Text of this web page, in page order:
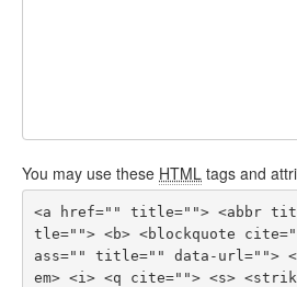
You may use these HTML tags and
<a href="" title=""> <abbr
tle=""> <b> <blockquote
ass="" title="" data-url="">
em> <i> <q cite=""> <s>